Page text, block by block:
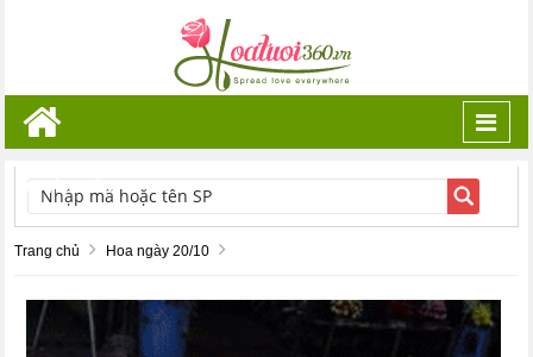
TÌM KIẾM
Trang chủ Hoa ngày 20/10